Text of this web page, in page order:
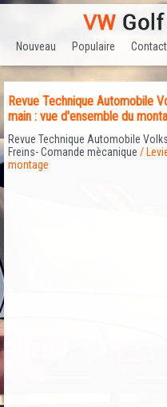
Nouveau Populaire
Revue Technique Automobile
main : vue d'ensemble du
Revue Technique Automobile
Freins- Comande mècanique /
montage